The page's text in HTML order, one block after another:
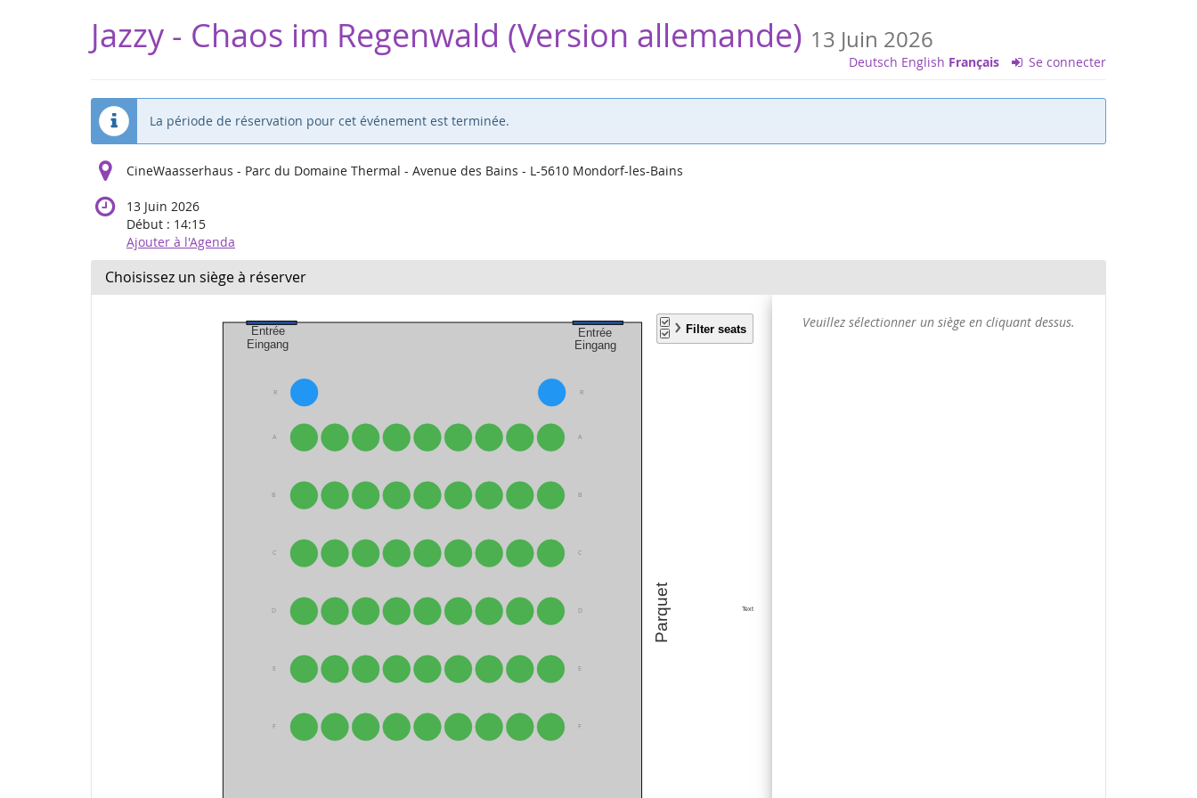
Jazzy - Chaos im Regenwald (Version allemande) 13 Juin 2026
Deutsch English Français Se connecter
La période de réservation pour cet événement est terminée.
CineWaasserhaus - Parc du Domaine Thermal - Avenue des Bains - L-5610 Mondorf-les-Bains
13 Juin 2026
Début : 14:15
Ajouter à l'Agenda
Choisissez un siège à réserver
sièges
Veuillez sélectionner un siège en cliquant dessus.